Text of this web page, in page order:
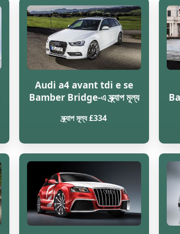
Audi a4 avant tdi e se
Bamber Bridge-এ স্ক্র্যাপ মূল্য
স্ক্র্যাপ মূল্য £334